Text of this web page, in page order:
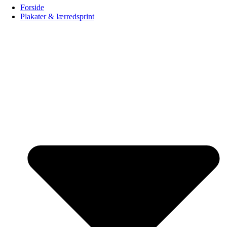
Forside
Plakater & lærredsprint